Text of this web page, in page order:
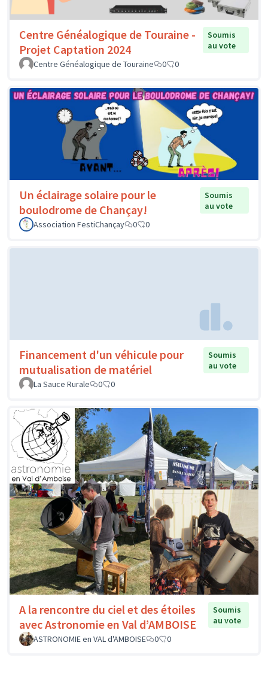
Centre Généalogique de Touraine -
Projet Captation 2024
Soumis
au vote
Centre Généalogique de Touraine
0 0
Un éclairage solaire pour le
boulodrome de Chançay!
Soumis
au vote
Association FestiChançay
0 0
Financement d'un véhicule pour
mutualisation de matériel
Soumis
au vote
La Sauce Rurale
0 0
A la rencontre du ciel et des étoiles
avec Astronomie en Val d’AMBOISE
Soumis
au vote
ASTRONOMIE en VAL d'AMBOISE
0 0